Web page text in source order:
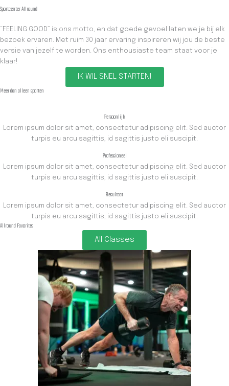
Sportcenter Allround
“FEELING GOOD” is ons motto, en dat goede gevoel laten we je bij elk
bezoek ervaren. Met ruim 30 jaar ervaring inspireren wij jou de beste
versie van jezelf te worden. Ons enthousiaste team staat voor je
klaar!
IK WIL SNEL STARTEN!
Meer dan alleen sporten
Persoonlijk
Lorem ipsum dolor sit amet, consectetur adipiscing elit. Sed auctor
turpis eu arcu sagittis, id sagittis justo eli suscipit.
Professioneel
Lorem ipsum dolor sit amet, consectetur adipiscing elit. Sed auctor
turpis eu arcu sagittis, id sagittis justo eli suscipit.
Resultaat
Lorem ipsum dolor sit amet, consectetur adipiscing elit. Sed auctor
turpis eu arcu sagittis, id sagittis justo eli suscipit.
Allround Favorites
All Classes